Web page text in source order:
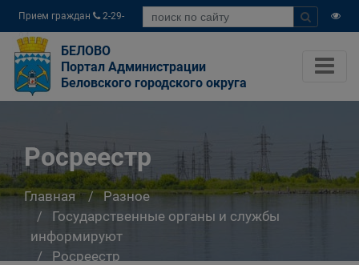
Прием граждан
2-29-
04
БЕЛОВО
Портал Администрации
Беловского городского округа
Росреестр
Главная
Разное
Государственные органы и службы
информируют
Росреестр